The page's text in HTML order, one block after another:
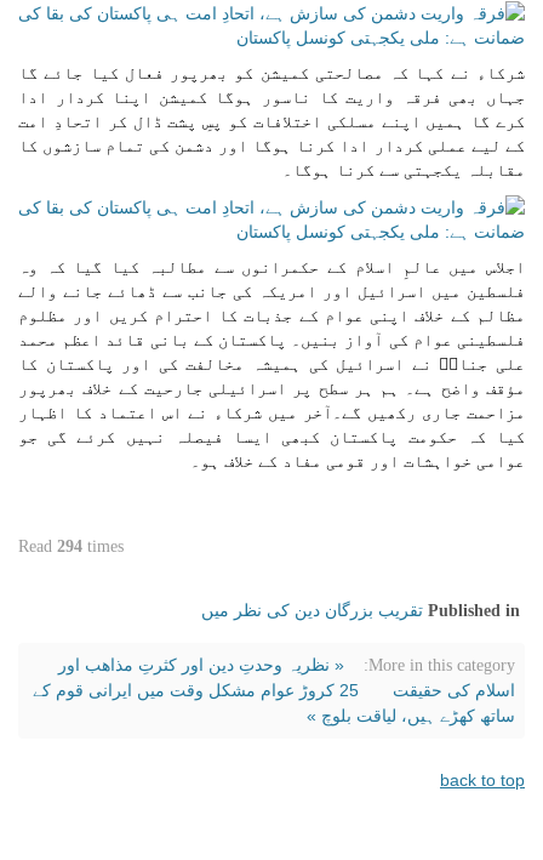
شرکاء نے کہا کہ مصالحتی کمیشن کو بھرپور فعال کیا جائے گا
جہاں بھی فرقہ واریت کا ناسور ہوگا کمیشن اپنا کردار ادا
کرے گا ہمیں اپنے مسلکی اختلافات کو پسِ پشت ڈال کر اتحادِ امت
کے لیے عملی کردار ادا کرنا ہوگا اور دشمن کی تمام سازشوں کا
مقابلہ یکجہتی سے کرنا ہوگا۔
اجلاس میں عالمِ اسلام کے حکمرانوں سے مطالبہ کیا گیا کہ وہ
فلسطین میں اسرائیل اور امریکہ کی جانب سے ڈھائے جانے والے
مظالم کے خلاف اپنی عوام کے جذبات کا احترام کریں اور مظلوم
فلسطینی عوام کی آواز بنیں۔ پاکستان کے بانی قائد اعظم محمد
علی جناحؒ نے اسرائیل کی ہمیشہ مخالفت کی اور پاکستان کا
مؤقف واضح ہے۔ ہم ہر سطح پر اسرائیلی جارحیت کے خلاف بھرپور
مزاحمت جاری رکھیں گے۔آخر میں شرکاء نے اس اعتماد کا اظہار
کیا کہ حکومت پاکستان کبھی ایسا فیصلہ نہیں کرئے گی جو
عوامی خواہشات اور قومی مفاد کے خلاف ہو۔
Read 294 times
Published in تقریب بزرگان دین کی نظر میں
More in this category:
« نظریہ وحدتِ دین اور کثرتِ مذاھب اور
اسلام کی حقیقت
25 کروڑ عوام مشکل وقت میں ایرانی قوم کے
ساتھ کھڑے ہیں، لیاقت بلوچ »
back to top